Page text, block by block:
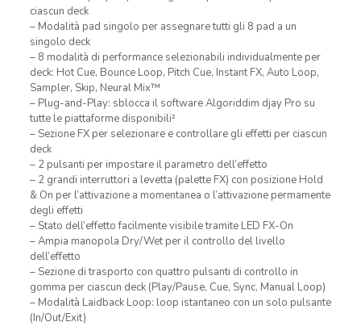
ciascun deck
– Modalità pad singolo per assegnare tutti gli 8 pad a un
singolo deck
– 8 modalità di performance selezionabili individualmente per
deck: Hot Cue, Bounce Loop, Pitch Cue, Instant FX, Auto Loop,
Sampler, Skip, Neural Mix™
– Plug-and-Play: sblocca il software Algoriddim djay Pro su
tutte le piattaforme disponibili²
– Sezione FX per selezionare e controllare gli effetti per ciascun
deck
– 2 pulsanti per impostare il parametro dell’effetto
– 2 grandi interruttori a levetta (palette FX) con posizione Hold
& On per l’attivazione a momentanea o l’attivazione permamente
degli effetti
– Stato dell’effetto facilmente visibile tramite LED FX-On
– Ampia manopola Dry/Wet per il controllo del livello
dell’effetto
– Sezione di trasporto con quattro pulsanti di controllo in
gomma per ciascun deck (Play/Pause, Cue, Sync, Manual Loop)
– Modalità Laidback Loop: loop istantaneo con un solo pulsante
(In/Out/Exit)